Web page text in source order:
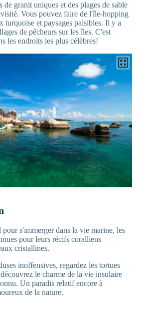
de granit uniques et des plages de sable
Vous pouvez faire de l'île-hopping
turquoise et paysages paisibles. Il y a
de pêcheurs sur les îles. C'est
les endroits les plus célèbres!
s'immerger dans la vie marine, les
pour leurs récifs coralliens
cristallines.
inoffensives, regardez les tortues
le charme de la vie insulaire
Un paradis relatif encore à
de la nature.